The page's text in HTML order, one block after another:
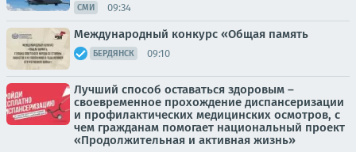
СМИ 09:34
Международный конкурс «Общая память
БЕРДЯНСК 09:10
Лучший способ оставаться здоровым –
своевременное прохождение диспансеризации
и профилактических медицинских осмотров, с
чем гражданам помогает национальный проект
«Продолжительная и активная жизнь»